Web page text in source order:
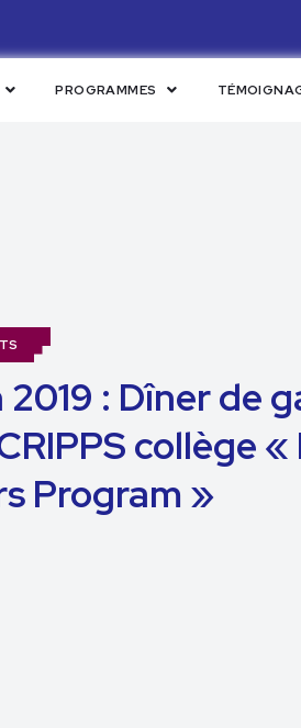
PROGRAMMES
2019 : Dîner de
collège
Program »